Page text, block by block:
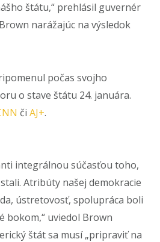
štátu,“ prehlásil guvernér
narážajúc na výsledok
počas svojho
o stave štátu 24. januára.
či AJ+.
integrálnou súčasťou toho,
Atribúty našej demokracie
ústretovosť, spolupráca boli
bokom,“ uviedol Brown
štát sa musí „pripraviť na